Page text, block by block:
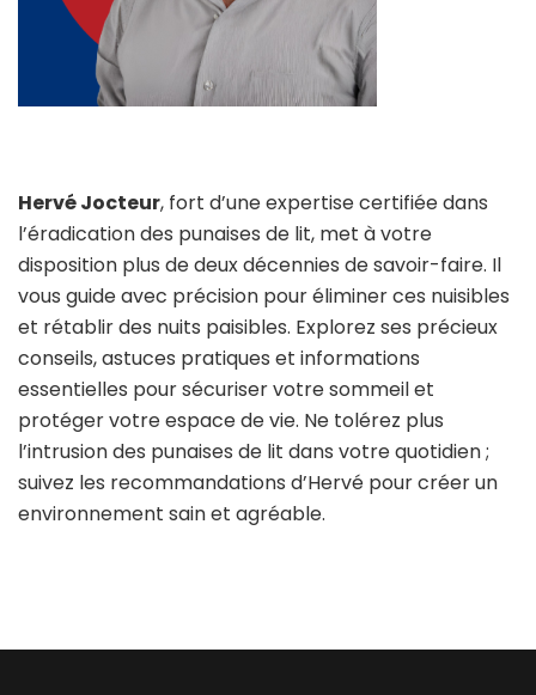
Hervé Jocteur, fort d’une expertise certifiée dans
l’éradication des punaises de lit, met à votre
disposition plus de deux décennies de savoir-faire. Il
vous guide avec précision pour éliminer ces nuisibles
et rétablir des nuits paisibles. Explorez ses précieux
conseils, astuces pratiques et informations
essentielles pour sécuriser votre sommeil et
protéger votre espace de vie. Ne tolérez plus
l’intrusion des punaises de lit dans votre quotidien ;
suivez les recommandations d’Hervé pour créer un
environnement sain et agréable.